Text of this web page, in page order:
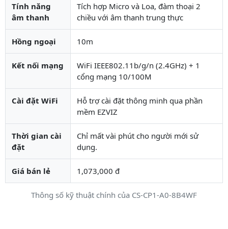
Thông số kỹ thuật chính của CS-CP1-A0-8B4WF
Tính năng
âm thanh
Tích hợp Micro và Loa, đàm thoại 2
chiều với âm thanh trung thực
Hồng ngoại 10m
Kết nối mạng
WiFi IEEE802.11b/g/n (2.4GHz) + 1
cổng mạng 10/100M
Cài đặt WiFi
Hỗ trợ cài đặt thông minh qua phần
mềm EZVIZ
Thời gian cài
đặt
Chỉ mất vài phút cho người mới sử
dụng.
Giá bán lẻ 1,073,000 đ